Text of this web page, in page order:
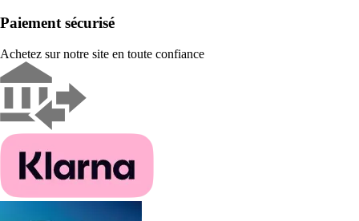
Paiement sécurisé
Achetez sur notre site en toute confiance